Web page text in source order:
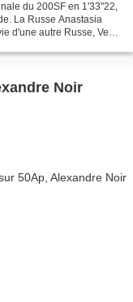
du 200SF en 1'33''22,
La Russe Anastasia
d'une autre Russe, Vera
Noir